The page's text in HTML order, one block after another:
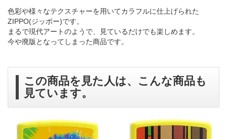
色彩や様々なテクスチャーを用いてカラフルに仕上げられた
ZIPPO(ジッポー)です。
まるで現代アートのようで、見ているだけでも楽しめます。
今や廃版となってしまった商品です。
この商品を見た人は、こんな商品も
見ています。